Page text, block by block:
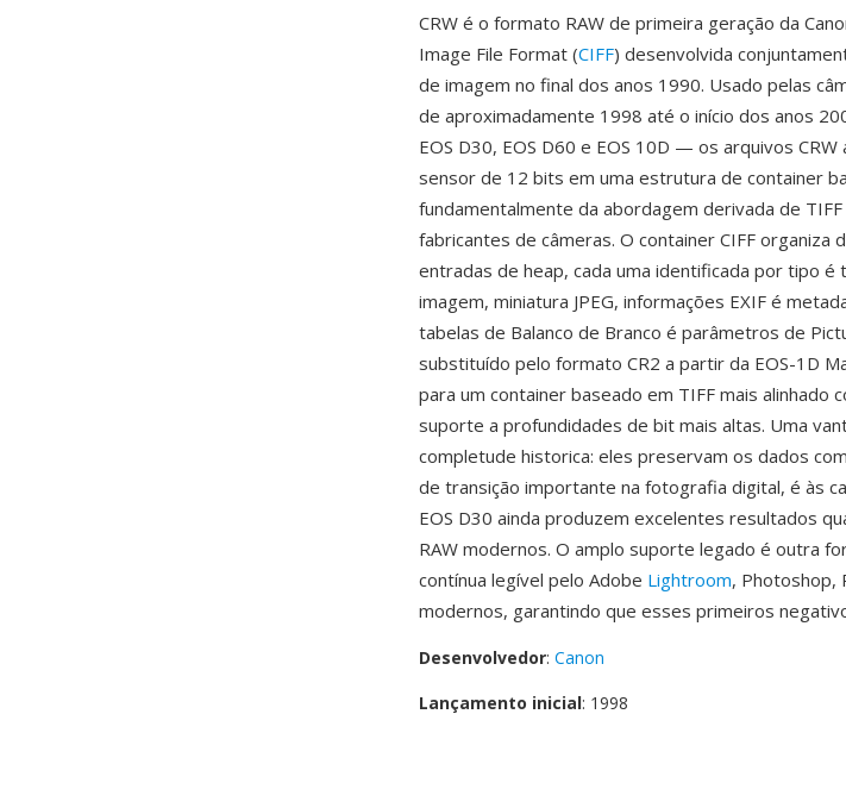
CRW é o formato RAW de primeira geração da
Image File Format (CIFF) desenvolvida
de imagem no final dos anos 1990. Usado pelas
de aproximadamente 1998 até o início dos anos
EOS D30, EOS D60 e EOS 10D — os arquivos
sensor de 12 bits em uma estrutura de container
fundamentalmente da abordagem derivada de
fabricantes de câmeras. O container CIFF
entradas de heap, cada uma identificada por tipo
imagem, miniatura JPEG, informações EXIF é
tabelas de Balanco de Branco é parâmetros de
substituído pelo formato CR2 a partir da EOS-1D
para um container baseado em TIFF mais alinhado
suporte a profundidades de bit mais altas. Uma
completude historica: eles preservam os dados
de transição importante na fotografia digital, é às
EOS D30 ainda produzem excelentes resultados
RAW modernos. O amplo suporte legado é outra
contínua legível pelo Adobe Lightroom, Photoshop,
modernos, garantindo que esses primeiros
Desenvolvedor: Canon
Lançamento inicial: 1998